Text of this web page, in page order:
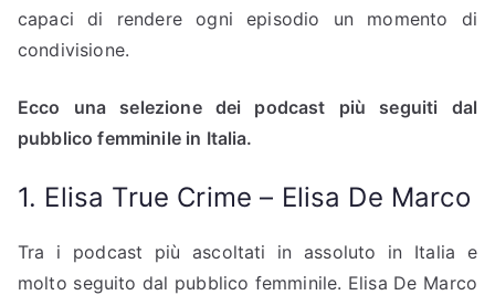
capaci di rendere ogni episodio un momento di
condivisione.
Ecco una selezione dei podcast più seguiti dal
pubblico femminile in Italia.
1. Elisa True Crime – Elisa De Marco
Tra i podcast più ascoltati in assoluto in Italia e
molto seguito dal pubblico femminile. Elisa De Marco